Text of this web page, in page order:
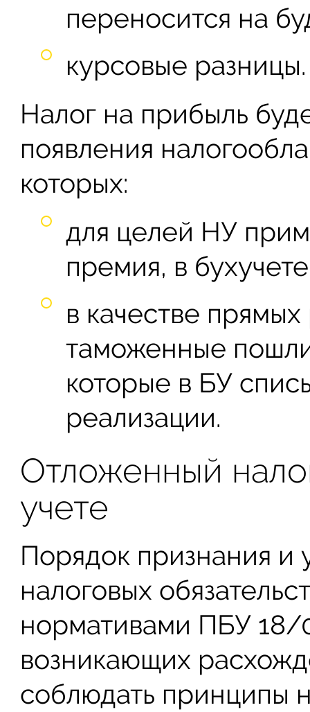
переносится на
курсовые разницы.
Налог на прибыль
появления
которых:
для целей НУ
премия, в
в качестве
таможенные
которые в БУ
реализации.
Отложенный
учете
Порядок признания и
налоговых
нормативами ПБУ 18/
возникающих
соблюдать принципы